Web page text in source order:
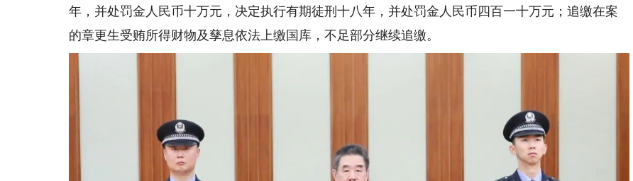
年，并处罚金人民币十万元，决定执行有期徒刑十八年，并处罚金人民币四百一十万元；追缴在案
的章更生受贿所得财物及孳息依法上缴国库，不足部分继续追缴。